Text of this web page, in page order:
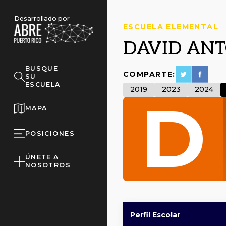
Desarrollado por
BUSQUE
SU
ESCUELA
MAPA
POSICIONES
ÚNETE A
NOSOTROS
ESCUELA ELEMENTAL
DAVID
COMPARTE:
2019
2023 2024
D
Perfil Escolar